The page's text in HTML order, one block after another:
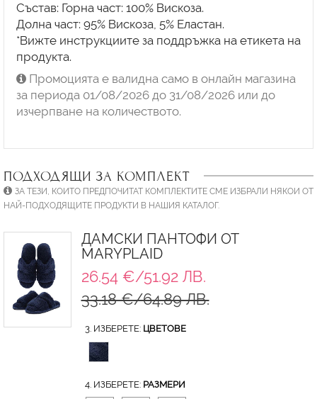
Състав: Горна част: 100% Вискоза.
Долна част: 95% Вискоза, 5% Еластан.
*Вижте инструкциите за поддръжка на етикета на
продукта.
Промоцията е валидна само в онлайн магазина
за периода 01/08/2026 до 31/08/2026 или до
изчерпване на количеството.
ПОДХОДЯЩИ ЗА КОМПЛЕКТ
ЗА ТЕЗИ, КОИТО ПРЕДПОЧИТАТ КОМПЛЕКТИТЕ СМЕ ИЗБРАЛИ НЯКОИ ОТ
НАЙ-ПОДХОДЯЩИТЕ ПРОДУКТИ В НАШИЯ КАТАЛОГ.
ДАМСКИ ПАНТОФИ ОТ
MARYPLAID
26.54 €/51.92 ЛВ.
33.18 €/64.89 ЛВ.
3. ИЗБЕРЕТЕ: ЦВЕТОВЕ
4. ИЗБЕРЕТЕ: РАЗМЕРИ